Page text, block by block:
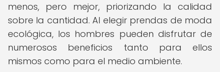
menos, pero mejor, priorizando la calidad
sobre la cantidad. Al elegir prendas de moda
ecológica, los hombres pueden disfrutar de
numerosos beneficios tanto para ellos
mismos como para el medio ambiente.